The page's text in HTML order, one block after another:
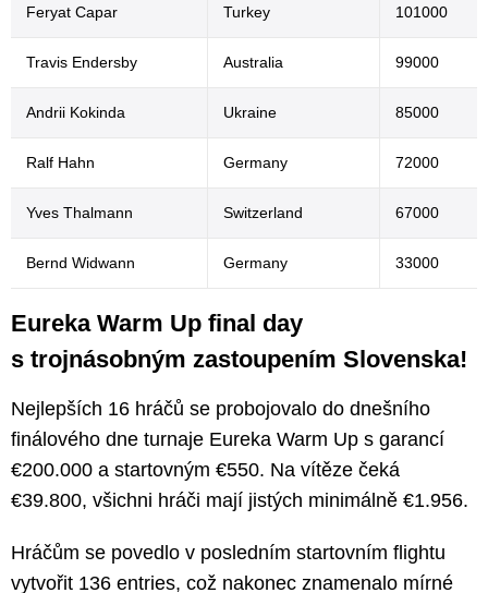
Feryat Capar Turkey 101000
Travis Endersby Australia 99000
Andrii Kokinda Ukraine 85000
Ralf Hahn Germany 72000
Yves Thalmann Switzerland 67000
Bernd Widwann Germany 33000
Eureka Warm Up final day
s trojnásobným zastoupením Slovenska!
Nejlepších 16 hráčů se probojovalo do dnešního
finálového dne turnaje Eureka Warm Up s garancí
€200.000 a startovným €550. Na vítěze čeká
€39.800, všichni hráči mají jistých minimálně €1.956.
Hráčům se povedlo v posledním startovním flightu
vytvořit 136 entries, což nakonec znamenalo mírné